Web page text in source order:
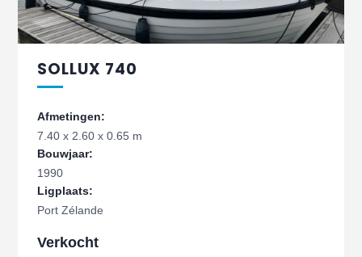
SOLLUX 740
Afmetingen:
7.40 x 2.60 x 0.65 m
Bouwjaar:
1990
Ligplaats:
Port Zélande
Verkocht